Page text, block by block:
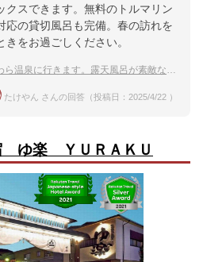
クスできます。無料のトルマリン
応の貸切風呂も完備。春の訪れを
をお過ごしください。
に行きます。露天風呂が素敵なおすすめの宿を教えて下さい。
たけやん さんの回答（投稿日：2025/4/22 ）
ゆ楽 ＹＵＲＡＫＵ